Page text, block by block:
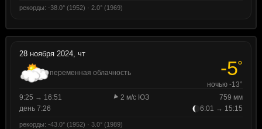
рекорды: -38.0° (1952) · 2.0° (1969)
28 ноября 2024, чт
переменная облачность -5°
ночью -13°
9:25 → 16:51
2 м/с ЮЗ
759 мм
день 7:26
6:01 → 15:15
рекорды: -43.0° (1952) · 3.0° (1989)